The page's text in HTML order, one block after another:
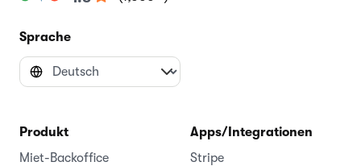
Sprache
Produkt
Miet-Backoffice
Apps/Integrationen
Stripe